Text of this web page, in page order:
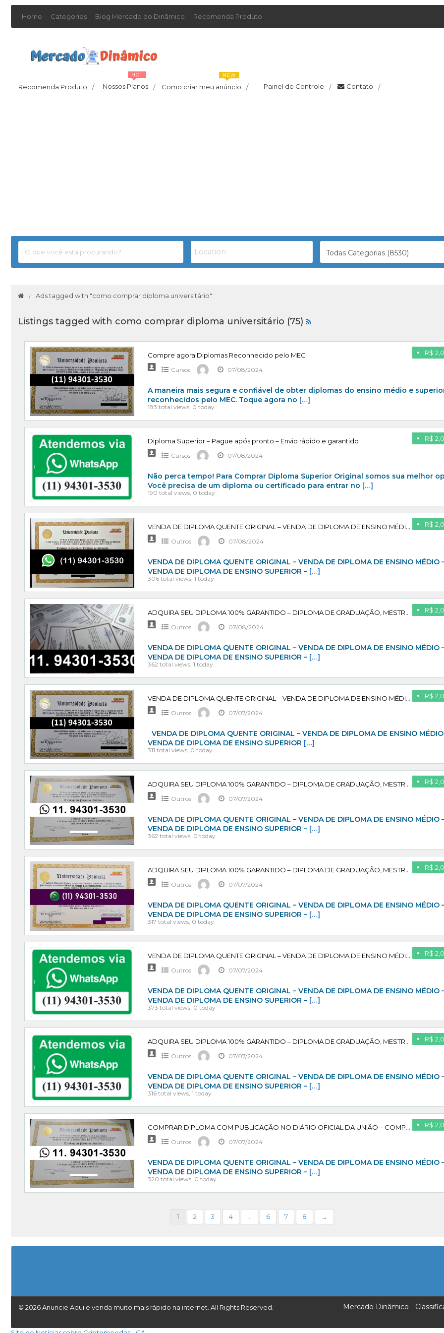
Home Categories Blog Mercado do Dinâmico Recomenda Produto
Recomenda Produto / Nossos Planos /
HOT
Como criar meu anúncio /
NEW
Painel de Controle / Contato /
Todas Categorias (8530)
Ads tagged with "como comprar diploma universitário"
Listings tagged with como comprar diploma universitário (75)
R$
Compre agora Diplomas Reconhecido pelo MEC
Cursos 07/08/2024
A maneira mais segura e confiável de obter diplomas do ensino médio e
reconhecidos pelo MEC. Toque agora no […]
183 total views, 0 today
R$
Diploma Superior – Pague após pronto – Envio rápido e garantido
Cursos 07/08/2024
Não perca tempo! Para Comprar Diploma Superior Original somos sua melhor
Você precisa de um diploma ou certificado para entrar no […]
190 total views, 0 today
R$
VENDA DE DIPLOMA QUENTE ORIGINAL – VENDA DE DIPLOMA DE ENSINO MÉDIO – VENDA DE DIPLOMA DE ENSINO SUPERIOR – VENDA DE DIPLOMA DE ENSINO TÉCNICO – PAGUE APÓS CONFIRMAR DIPLOMA UNIVERSITÁRIO 100% GARANTIDO – DIPLOMA SUPERIOR QUENTE – DIPLOMA RECONHECIDO PELO MEC – PAGUE APÓS CONFIRMAR COMPRAR DIPLOMA TÉCNICO – ENSINO SUPERIOR – MESTRADO – DOUTORADO – TÉCNICO – PAGUE APÓS CONFIRMAR
Outros 07/08/2024
VENDA DE DIPLOMA QUENTE ORIGINAL – VENDA DE DIPLOMA DE ENSINO MÉDIO
VENDA DE DIPLOMA DE ENSINO SUPERIOR – […]
306 total views, 1 today
R$
ADQUIRA SEU DIPLOMA 100% GARANTIDO – DIPLOMA DE GRADUAÇÃO, MESTRADO, PÓS GRADUAÇÃO – PAGUE APÓS CONFIRMAR
Outros 07/08/2024
VENDA DE DIPLOMA QUENTE ORIGINAL – VENDA DE DIPLOMA DE ENSINO MÉDIO
VENDA DE DIPLOMA DE ENSINO SUPERIOR – […]
362 total views, 1 today
R$
VENDA DE DIPLOMA QUENTE ORIGINAL – VENDA DE DIPLOMA DE ENSINO MÉDIO – VENDA DE DIPLOMA DE ENSINO SUPERIOR – VENDA DE DIPLOMA DE ENSINO TÉCNICO – PAGUE APÓS CONFIRMAR
Outros 07/07/2024
VENDA DE DIPLOMA QUENTE ORIGINAL – VENDA DE DIPLOMA DE ENSINO
VENDA DE DIPLOMA DE ENSINO SUPERIOR […]
311 total views, 0 today
R$
ADQUIRA SEU DIPLOMA 100% GARANTIDO – DIPLOMA DE GRADUAÇÃO, MESTRADO, PÓS GRADUAÇÃO – PAGUE APÓS CONFIRMAR
Outros 07/07/2024
VENDA DE DIPLOMA QUENTE ORIGINAL – VENDA DE DIPLOMA DE ENSINO MÉDIO
VENDA DE DIPLOMA DE ENSINO SUPERIOR – […]
362 total views, 0 today
R$
ADQUIRA SEU DIPLOMA 100% GARANTIDO – DIPLOMA DE GRADUAÇÃO, MESTRADO, PÓS GRADUAÇÃO – PAGUE APÓS CONFIRMAR
Outros 07/07/2024
VENDA DE DIPLOMA QUENTE ORIGINAL – VENDA DE DIPLOMA DE ENSINO MÉDIO
VENDA DE DIPLOMA DE ENSINO SUPERIOR – […]
317 total views, 0 today
R$
VENDA DE DIPLOMA QUENTE ORIGINAL – VENDA DE DIPLOMA DE ENSINO MÉDIO – VENDA DE DIPLOMA DE ENSINO SUPERIOR – VENDA DE DIPLOMA DE ENSINO TÉCNICO – COMPRAR DIPLOMA DE PÓS GRADUAÇÃO – VENDA DE DIPLOMA DE MESTRADO – PAGUE APÓS CONFIRMAR
Outros 07/07/2024
VENDA DE DIPLOMA QUENTE ORIGINAL – VENDA DE DIPLOMA DE ENSINO MÉDIO
VENDA DE DIPLOMA DE ENSINO SUPERIOR – […]
373 total views, 0 today
R$
ADQUIRA SEU DIPLOMA 100% GARANTIDO – DIPLOMA DE GRADUAÇÃO, MESTRADO, PÓS GRADUAÇÃO – PAGUE APÓS CONFIRMAR
Outros 07/07/2024
VENDA DE DIPLOMA QUENTE ORIGINAL – VENDA DE DIPLOMA DE ENSINO MÉDIO
VENDA DE DIPLOMA DE ENSINO SUPERIOR – […]
316 total views, 1 today
R$
COMPRAR DIPLOMA COM PUBLICAÇÃO NO DIÁRIO OFICIAL DA UNIÃO – COMPRAR DIPLOMA – PAGUE APÓSD CONFIRMAR
Outros 07/07/2024
VENDA DE DIPLOMA QUENTE ORIGINAL – VENDA DE DIPLOMA DE ENSINO MÉDIO
VENDA DE DIPLOMA DE ENSINO SUPERIOR – […]
320 total views, 0 today
1 2 3 4 … 6 7 8 →
© 2026 Anuncie Aqui e venda muito mais rápido na internet. All Rights Reserved. Mercado Dinâmico